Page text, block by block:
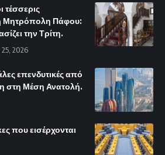
τέσσερις
Μητρόπολη Πάφου:
την Τρίτη.
25, 2026
επενδυτικές από
στη Μέση Ανατολή.
που εισέρχονται